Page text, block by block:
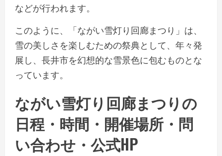
などが行われます。
このように、「ながい雪灯り回廊まつり」は、
雪の美しさを楽しむための祭典として、年々発
展し、長井市を幻想的な雪景色に包むものとな
っています。
ながい雪灯り回廊まつりの
日程・時間・開催場所・問
い合わせ・公式HP